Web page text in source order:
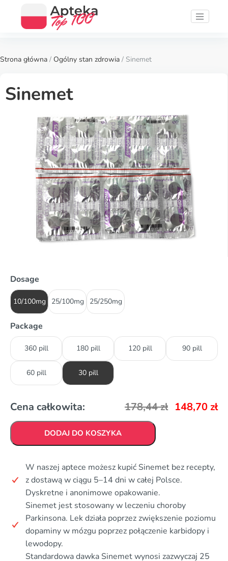
Strona główna / Ogólny stan zdrowia / Sinemet
Sinemet
Dosage
10/100mg 25/100mg 25/250mg
Package
360 pill 180 pill 120 pill 90 pill
60 pill 30 pill
Cena całkowita: 178,44zł 148,70 zł
DODAJ DO KOSZYKA
W naszej aptece możesz kupić Sinemet bez recepty,
z dostawą w ciągu 5–14 dni w całej Polsce.
Dyskretne i anonimowe opakowanie.
Sinemet jest stosowany w leczeniu choroby
Parkinsona. Lek działa poprzez zwiększenie poziomu
dopaminy w mózgu poprzez połączenie karbidopy i
lewodopy.
Standardowa dawka Sinemet wynosi zazwyczaj 25